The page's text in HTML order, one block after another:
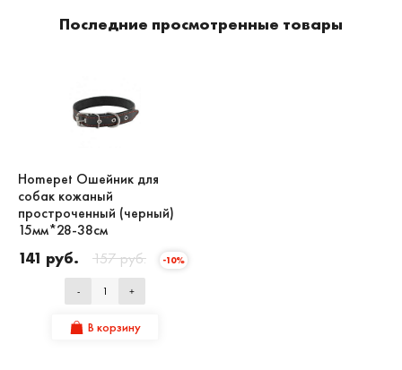
Последние просмотренные товары
Homepet Ошейник для
собак кожаный
простроченный (черный)
15мм*28-38см
141 руб. 157 руб. -10%
- +
В корзину